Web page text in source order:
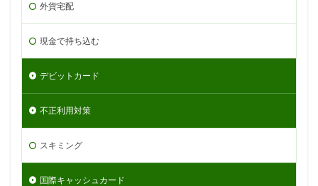
外貨宅配
現金で持ち込む
デビットカード
不正利用対策
スキミング
国際キャッシュカード